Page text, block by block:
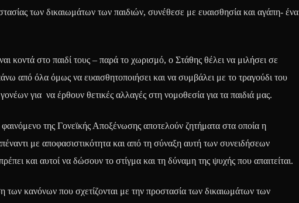
των δικαιωμάτων των παιδιών, συνέθεσε με ευαισθησία και αγάπη- ένα
κοντά στο παιδί τους – παρά το χωρισμό, ο Στάθης θέλει να μιλήσει σε
από όλα όμως να ευαισθητοποιήσει και να συμβάλει με το τραγούδι του
για να έρθουν θετικές αλλαγές στη νομοθεσία για τα παιδιά μας.
της Γονεϊκής Αποξένωσης αποτελούν ζητήματα στα οποία η
με αποφασιστικότητα και από τη σύναξη αυτή των συνειδήσεων
και αυτοί να δώσουν το στίγμα και τη δύναμη της ψυχής που απαιτείται.
των κανόνων που σχετίζονται με την προστασία των δικαιωμάτων των